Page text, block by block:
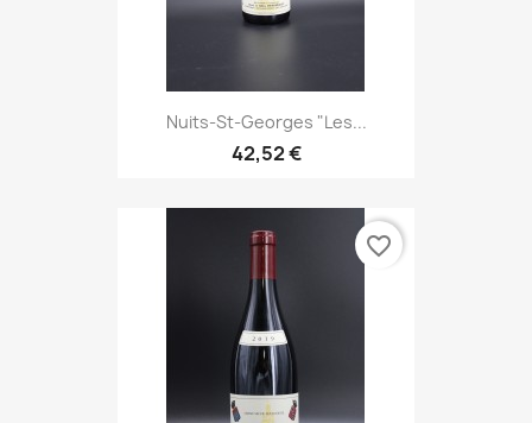
Nuits-St-Georges "Les...
42,52 €
favorite_border